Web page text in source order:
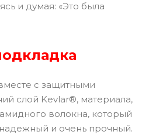
и думая: «Это была
с защитными
слой Kevlar®, материала,
волокна, который
и очень прочный.